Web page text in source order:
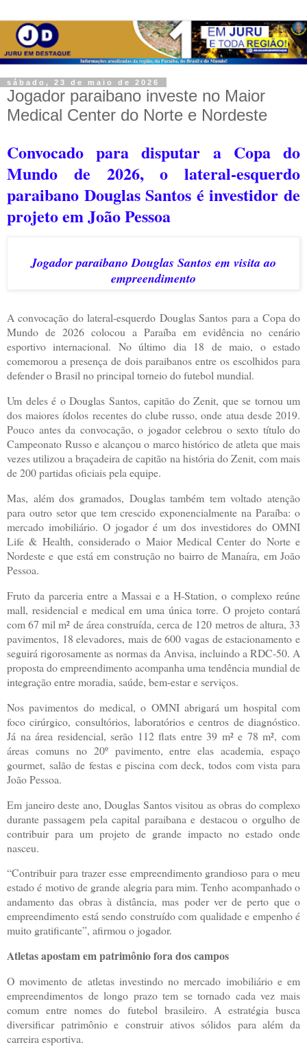
sábado, 23 de maio de 2026
Jogador paraibano investe no Maior
Medical Center do Norte e Nordeste
Convocado para disputar a Copa do
Mundo de 2026, o lateral-esquerdo
paraibano Douglas Santos é investidor de
projeto em João Pessoa
Jogador paraibano Douglas Santos em visita ao
empreendimento
A convocação do lateral-esquerdo Douglas Santos para a Copa do
Mundo de 2026 colocou a Paraíba em evidência no cenário
esportivo internacional. No último dia 18 de maio, o estado
comemorou a presença de dois paraibanos entre os escolhidos para
defender o Brasil no principal torneio do futebol mundial.
Um deles é o Douglas Santos, capitão do Zenit, que se tornou um
dos maiores ídolos recentes do clube russo, onde atua desde 2019.
Pouco antes da convocação, o jogador celebrou o sexto título do
Campeonato Russo e alcançou o marco histórico de atleta que mais
vezes utilizou a braçadeira de capitão na história do Zenit, com mais
de 200 partidas oficiais pela equipe.
Mas, além dos gramados, Douglas também tem voltado atenção
para outro setor que tem crescido exponencialmente na Paraíba: o
mercado imobiliário. O jogador é um dos investidores do OMNI
Life & Health, considerado o Maior Medical Center do Norte e
Nordeste e que está em construção no bairro de Manaíra, em João
Pessoa.
Fruto da parceria entre a Massai e a H-Station, o complexo reúne
mall, residencial e medical em uma única torre. O projeto contará
com 67 mil m² de área construída, cerca de 120 metros de altura, 33
pavimentos, 18 elevadores, mais de 600 vagas de estacionamento e
seguirá rigorosamente as normas da Anvisa, incluindo a RDC-50. A
proposta do empreendimento acompanha uma tendência mundial de
integração entre moradia, saúde, bem-estar e serviços.
Nos pavimentos do medical, o OMNI abrigará um hospital com
foco cirúrgico, consultórios, laboratórios e centros de diagnóstico.
Já na área residencial, serão 112 flats entre 39 m² e 78 m², com
áreas comuns no 20º pavimento, entre elas academia, espaço
gourmet, salão de festas e piscina com deck, todos com vista para
João Pessoa.
Em janeiro deste ano, Douglas Santos visitou as obras do complexo
durante passagem pela capital paraibana e destacou o orgulho de
contribuir para um projeto de grande impacto no estado onde
nasceu.
“Contribuir para trazer esse empreendimento grandioso para o meu
estado é motivo de grande alegria para mim. Tenho acompanhado o
andamento das obras à distância, mas poder ver de perto que o
empreendimento está sendo construído com qualidade e empenho é
muito gratificante”, afirmou o jogador.
Atletas apostam em patrimônio fora dos campos
O movimento de atletas investindo no mercado imobiliário e em
empreendimentos de longo prazo tem se tornado cada vez mais
comum entre nomes do futebol brasileiro. A estratégia busca
diversificar patrimônio e construir ativos sólidos para além da
carreira esportiva.